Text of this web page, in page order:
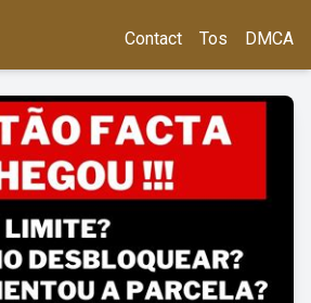
Contact Tos DMCA